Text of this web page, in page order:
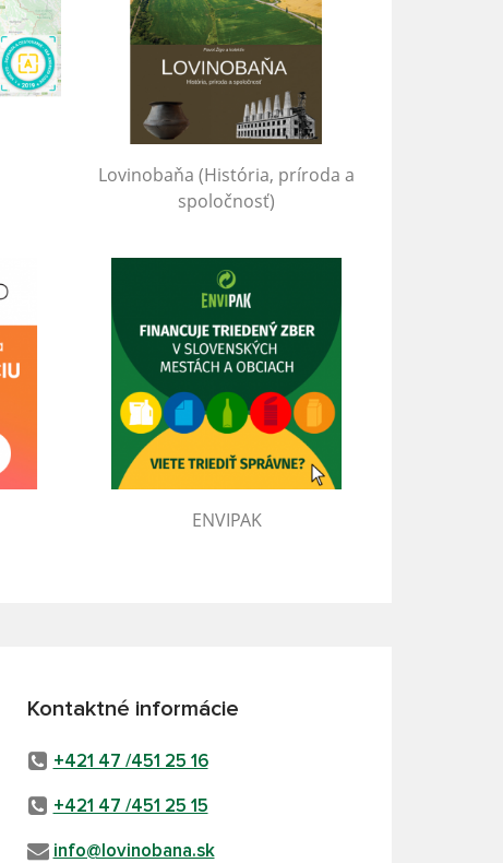
Lovinobaňa (História, príroda a
spoločnosť)
ENVIPAK
Kontaktné informácie
+421 47 /451 25 16
+421 47 /451 25 15
info@lovinobana.sk